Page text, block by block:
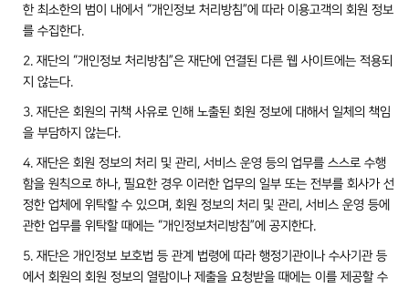
한 최소한의 범이 내에서 “개인정보 처리방침”에 따라 이용고객의 회원 정보
를 수집한다.
2. 재단의 “개인정보 처리방침”은 재단에 연결된 다른 웹 사이트에는 적용되
지 않는다.
3. 재단은 회원의 귀책 사유로 인해 노출된 회원 정보에 대해서 일체의 책임
을 부담하지 않는다.
4. 재단은 회원 정보의 처리 및 관리, 서비스 운영 등의 업무를 스스로 수행
함을 원칙으로 하나, 필요한 경우 이러한 업무의 일부 또는 전부를 회사가 선
정한 업체에 위탁할 수 있으며, 회원 정보의 처리 및 관리, 서비스 운영 등에
관한 업무를 위탁할 때에는 “개인정보처리방침”에 공지한다.
5. 재단은 개인정보 보호법 등 관계 법령에 따라 행정기관이나 수사기관 등
에서 회원의 회원 정보의 열람이나 제출을 요청받을 때에는 이를 제공할 수